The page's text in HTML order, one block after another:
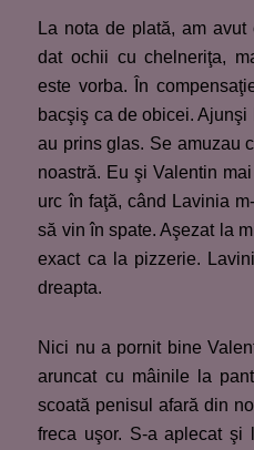
La nota de plată, am
dat ochii cu chelneriţa,
este vorba. În
bacşiş ca de obicei.
au prins glas. Se amuzau
noastră. Eu şi Valentin
urc în faţă, când Lavinia
să vin în spate. Aşezat la
exact ca la pizzerie.
dreapta.
Nici nu a pornit bine
aruncat cu mâinile la
scoată penisul afară din
freca uşor. S-a aplecat şi